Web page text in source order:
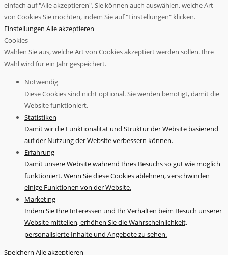
einfach auf "Alle akzeptieren". Sie können auch auswählen, welche Art
von Cookies Sie möchten, indem Sie auf "Einstellungen" klicken.
Einstellungen Alle akzeptieren
Cookies
Wählen Sie aus, welche Art von Cookies akzeptiert werden sollen. Ihre
Wahl wird für ein Jahr gespeichert.
Notwendig
Diese Cookies sind nicht optional. Sie werden benötigt, damit die
Website funktioniert.
Statistiken
Damit wir die Funktionalität und Struktur der Website basierend
auf der Nutzung der Website verbessern können.
Erfahrung
Damit unsere Website während Ihres Besuchs so gut wie möglich
funktioniert. Wenn Sie diese Cookies ablehnen, verschwinden
einige Funktionen von der Website.
Marketing
Indem Sie Ihre Interessen und Ihr Verhalten beim Besuch unserer
Website mitteilen, erhöhen Sie die Wahrscheinlichkeit,
personalisierte Inhalte und Angebote zu sehen.
Speichern Alle akzeptieren